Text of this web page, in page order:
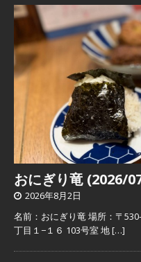
おにぎり竜 (2026/
2026年8月2日
名前：おにぎり竜 場所：〒
丁目１−１６ 103号室 地[…]